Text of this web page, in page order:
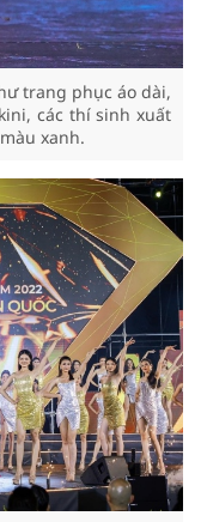
trang phục áo dài,
các thí sinh xuất
xanh.